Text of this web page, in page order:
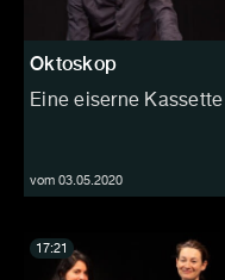
Oktoskop
Eine eiserne Kassette
vom 03.05.2020
17:21